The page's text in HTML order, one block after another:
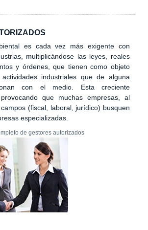
es cada vez más exigente con
multiplicándose las leyes, reales
y órdenes, que tienen como objeto
industriales que de alguna
con el medio. Esta creciente
que muchas empresas, al
(fiscal, laboral, jurídico) busquen
especializadas.
de gestores autorizados